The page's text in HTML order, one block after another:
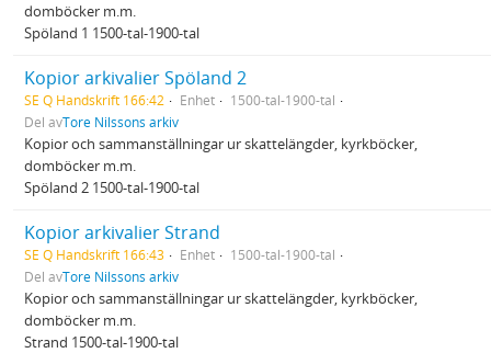
domböcker m.m.
Spöland 1 1500-tal-1900-tal
Kopior arkivalier Spöland 2
SE Q Handskrift 166:42 Enhet
1500-tal-1900-tal
Del avTore Nilssons arkiv
Kopior och sammanställningar ur skattelängder, kyrkböcker,
domböcker m.m.
Spöland 2 1500-tal-1900-tal
Kopior arkivalier Strand
SE Q Handskrift 166:43 Enhet
1500-tal-1900-tal
Del avTore Nilssons arkiv
Kopior och sammanställningar ur skattelängder, kyrkböcker,
domböcker m.m.
Strand 1500-tal-1900-tal